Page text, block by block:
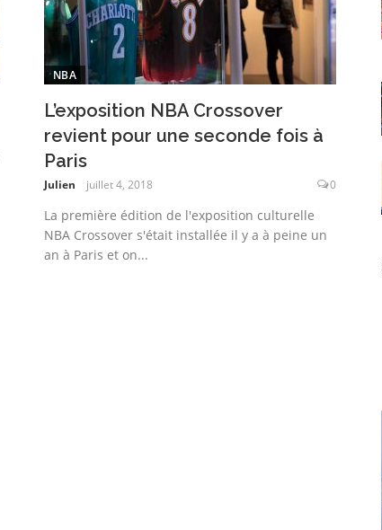
NBA
L’exposition NBA Crossover
revient pour une seconde fois à
Paris
Julien juillet 4, 2018 0
La première édition de l'exposition culturelle
NBA Crossover s'était installée il y a à peine un
an à Paris et on...